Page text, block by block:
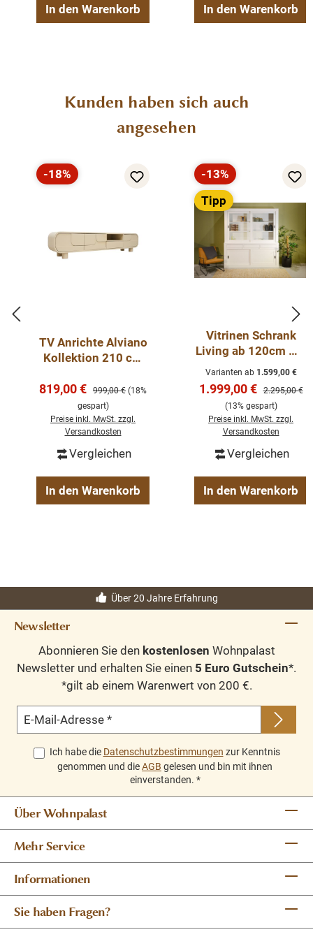
In den Warenkorb In den Warenkorb
Produktgalerie überspringen
Kunden haben sich auch
angesehen
Rabatt
-18%
TV Anrichte Alviano
Kollektion 210 cm
Verkaufspreis:
819,00 € Regulärer Preis:
999,00 € (18%
gespart)
Preise inkl. MwSt. zzgl.
Versandkosten
Vergleichen
In den Warenkorb
Rabatt
-13%
Tipp
Vitrinen Schrank
Living ab 120cm mit
Schiebetüren -
Wohnzimmerschran
k
Varianten ab1.599,00 €
Verkaufspreis:
1.999,00 € Regulärer
2.295,00 €
(13% gespart)
Preise inkl. MwSt. zzgl.
Versandkosten
Vergleichen
In den Warenkorb
Über 20 Jahre Erfahrung
Newsletter
Abonnieren Sie den kostenlosen Wohnpalast
Newsletter und erhalten Sie einen 5 Euro Gutschein*.
*gilt ab einem Warenwert von 200 €.
E-Mail-Adresse *
Ich habe die Datenschutzbestimmungen zur Kenntnis
genommen und dieAGB gelesen und bin mit ihnen
einverstanden. *
Über Wohnpalast
Mehr Service
Informationen
Sie haben Fragen?